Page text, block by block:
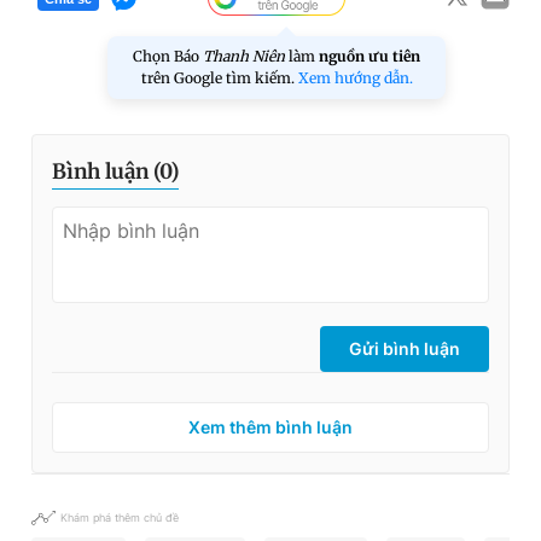
Chọn Báo Thanh Niên làm nguồn ưu tiên
trên Google tìm kiếm. Xem hướng dẫn.
Bình luận (0)
Gửi bình luận
Xem thêm bình luận
Khám phá thêm chủ đề